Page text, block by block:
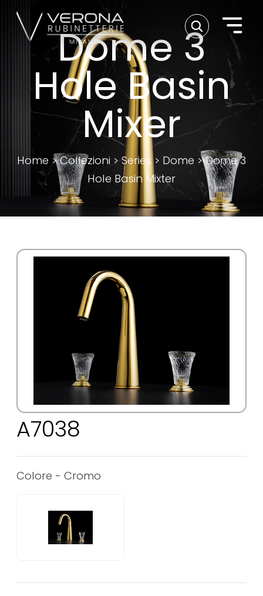
Dome 3
Hole Basin
Mixer
Home >Collezioni >Series> Dome >Dome 3
Hole Basin Mixter
A7038
Colore - Cromo